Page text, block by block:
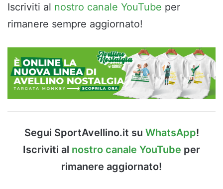
Iscriviti al nostro canale YouTube per
rimanere sempre aggiornato!
Segui SportAvellino.it su WhatsApp!
Iscriviti al nostro canale YouTube per
rimanere aggiornato!